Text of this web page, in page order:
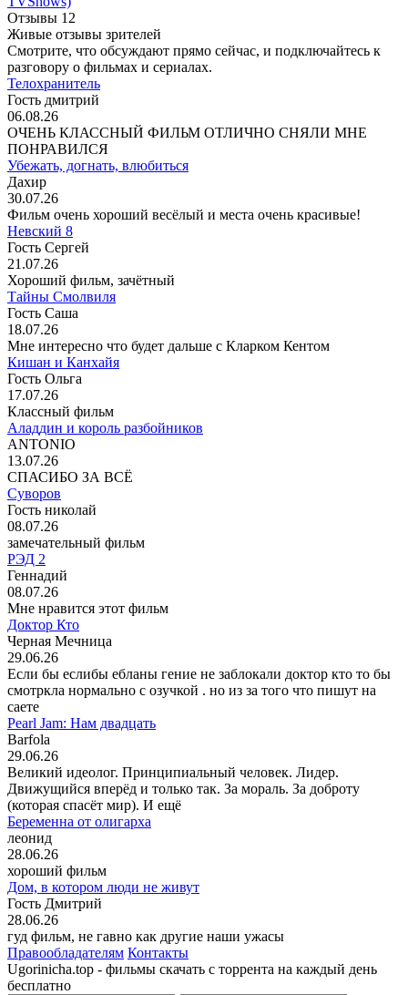
Отзывы 12
Живые отзывы зрителей
Смотрите, что обсуждают прямо сейчас, и подключайтесь к
разговору о фильмах и сериалах.
Телохранитель
Гость дмитрий
06.08.26
ОЧЕНЬ КЛАССНЫЙ ФИЛЬМ ОТЛИЧНО СНЯЛИ МНЕ
ПОНРАВИЛСЯ
Убежать, догнать, влюбиться
Дахир
30.07.26
Фильм очень хороший весёлый и места очень красивые!
Невский 8
Гость Сергей
21.07.26
Хороший фильм, зачётный
Тайны Смолвиля
Гость Саша
18.07.26
Мне интересно что будет дальше с Кларком Кентом
Кишан и Канхайя
Гость Ольга
17.07.26
Классный фильм
Аладдин и король разбойников
ANTONIO
13.07.26
СПАСИБО ЗА ВСЁ
Суворов
Гость николай
08.07.26
замечательный фильм
РЭД 2
Геннадий
08.07.26
Мне нравится этот фильм
Доктор Кто
Черная Мечница
29.06.26
Если бы еслибы ебланы гение не заблокали доктор кто то бы
смотркла нормально с озучкой . но из за того что пишут на
саете
Pearl Jam: Нам двадцать
Barfola
29.06.26
Великий идеолог. Принципиальный человек. Лидер.
Движущийся вперёд и только так. За мораль. За доброту
(которая спасёт мир). И ещё
Беременна от олигарха
леонид
28.06.26
хороший фильм
Дом, в котором люди не живут
Гость Дмитрий
28.06.26
гуд фильм, не гавно как другие наши ужасы
Правообладателям Контакты
Ugorinicha.top - фильмы скачать с торрента на каждый день
бесплатно